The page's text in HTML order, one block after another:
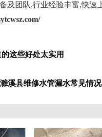
及团队,行业经验丰富,快速
这些好处太实用
溪县维修水管漏水常见情